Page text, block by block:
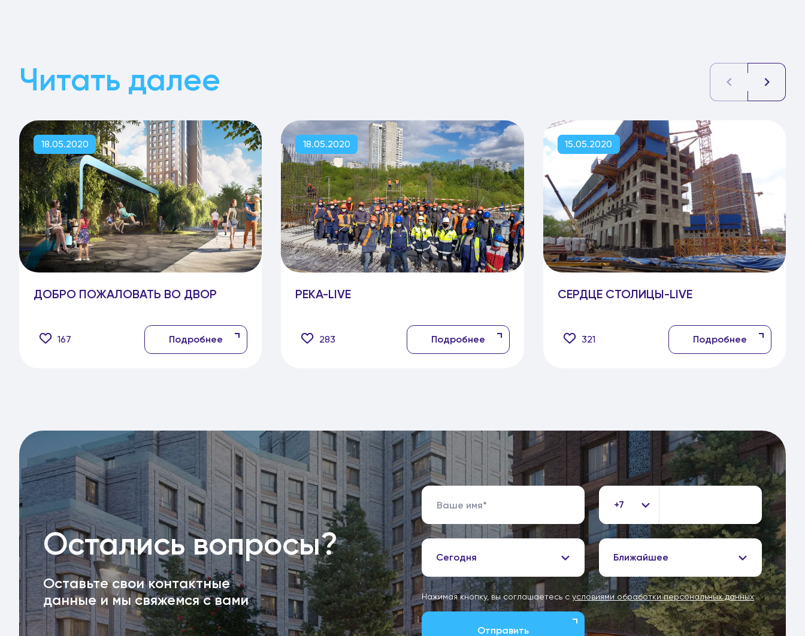
Читать далее
18.05.2020
ДОБРО ПОЖАЛОВАТЬ ВО ДВОР
167 Подробнее
18.05.2020
РЕКА-LIVE
283 Подробнее
15.05.2020
СЕРДЦЕ СТОЛИЦЫ-LIVE
321 Подробнее
Остались вопросы?
Оставьте свои контактные
данные и мы свяжемся с вами
+7
Сегодня Ближайшее
Нажимая кнопку, вы соглашаетесь с условиями обработки персональных данных
Отправить